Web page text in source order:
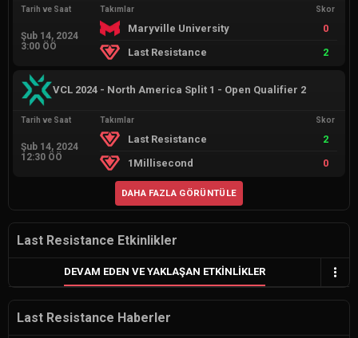
Tarih ve Saat
Şub 14, 2024
3:00 ÖÖ
Takımlar Skor
Maryville University
0
Last Resistance
2
VCL 2024 - North America Split 1 - Open Qualifier 2
Tarih ve Saat
Şub 14, 2024
12:30 ÖÖ
Takımlar Skor
Last Resistance
2
1Millisecond
0
DAHA FAZLA GÖRÜNTÜLE
Last Resistance Etkinlikler
DEVAM EDEN VE YAKLAŞAN ETKINLIKLER
Last Resistance Haberler